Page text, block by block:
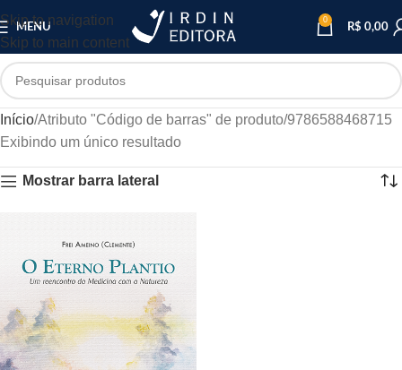
Skip to navigation
Skip to main content
MENU
0
R$ 0,00
Início Atributo "Código de barras" de produto 9786588468715
Exibindo um único resultado
Mostrar barra lateral